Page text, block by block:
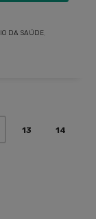
DA SAÚDE
13 14